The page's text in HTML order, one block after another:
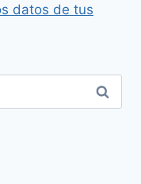
datos de tus